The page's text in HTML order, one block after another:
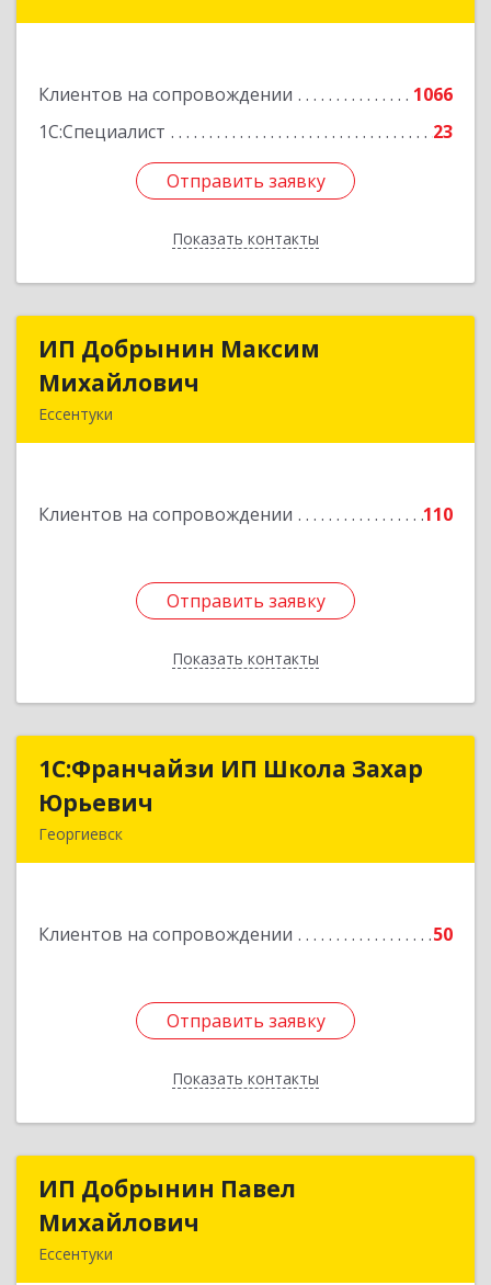
Клиентов на сопровождении
1066
1С:Специалист
23
Отправить заявку
Показать контакты
Отправить заявку
Назад
ИП Добрынин Максим
Михайлович
Ессентуки
Клиентов на сопровождении 110
Отправить заявку
Показать контакты
ИП Добрынин Максим
Подробнее
Отправить заявку
Назад
1С:Франчайзи ИП Школа Захар
Юрьевич
Георгиевск
Клиентов на сопровождении 50
Отправить заявку
Показать контакты
1С:Франчайзи ИП Школа Захар
Отправить заявку
Назад
ИП Добрынин Павел
Михайлович
Ессентуки
ИП Добрынин Павел